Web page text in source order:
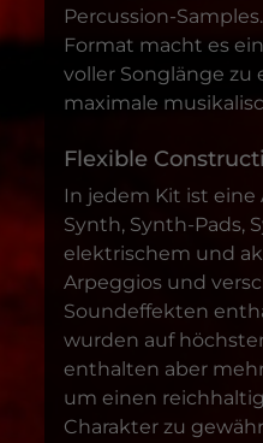
Percussion-
Format macht es
voller Songlänge
maximale
Flexible
In jedem Kit ist eine
Synth, Synth-Pads,
elektrischem und
Arpeggios und
Soundeffekten
wurden auf
enthalten aber
um einen
Charakter zu